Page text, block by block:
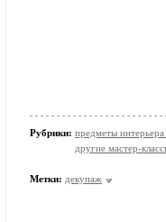
Рубрики: предметы
другие мастер-
Метки: декупаж